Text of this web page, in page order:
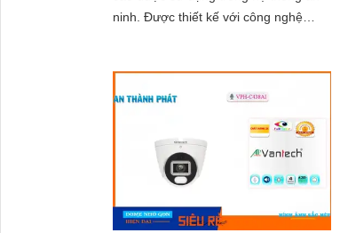
ninh. Được thiết kế với công nghệ